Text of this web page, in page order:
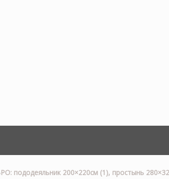
пододеяльник 200×220см (1), простынь